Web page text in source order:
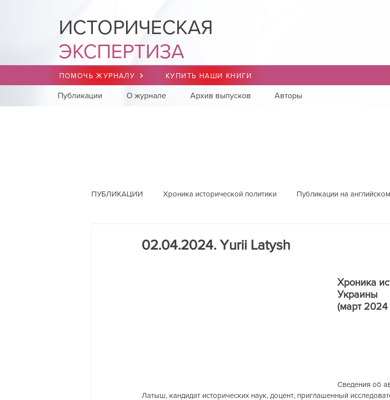
ИСТОРИЧЕСКАЯ
ЭКСПЕРТИЗА
ПОМОЧЬ ЖУРНАЛУ КУПИТЬ НАШИ КНИГИ
Публикации О журнале Архив выпусков Авторы
ПУБЛИКАЦИИ Хроника исторической политики Публикации на
02.04.2024. Yurii Latysh
Хроника
Украины
(март 2024
Сведения об
Латыш, кандидат исторических наук, доцент, приглашенный